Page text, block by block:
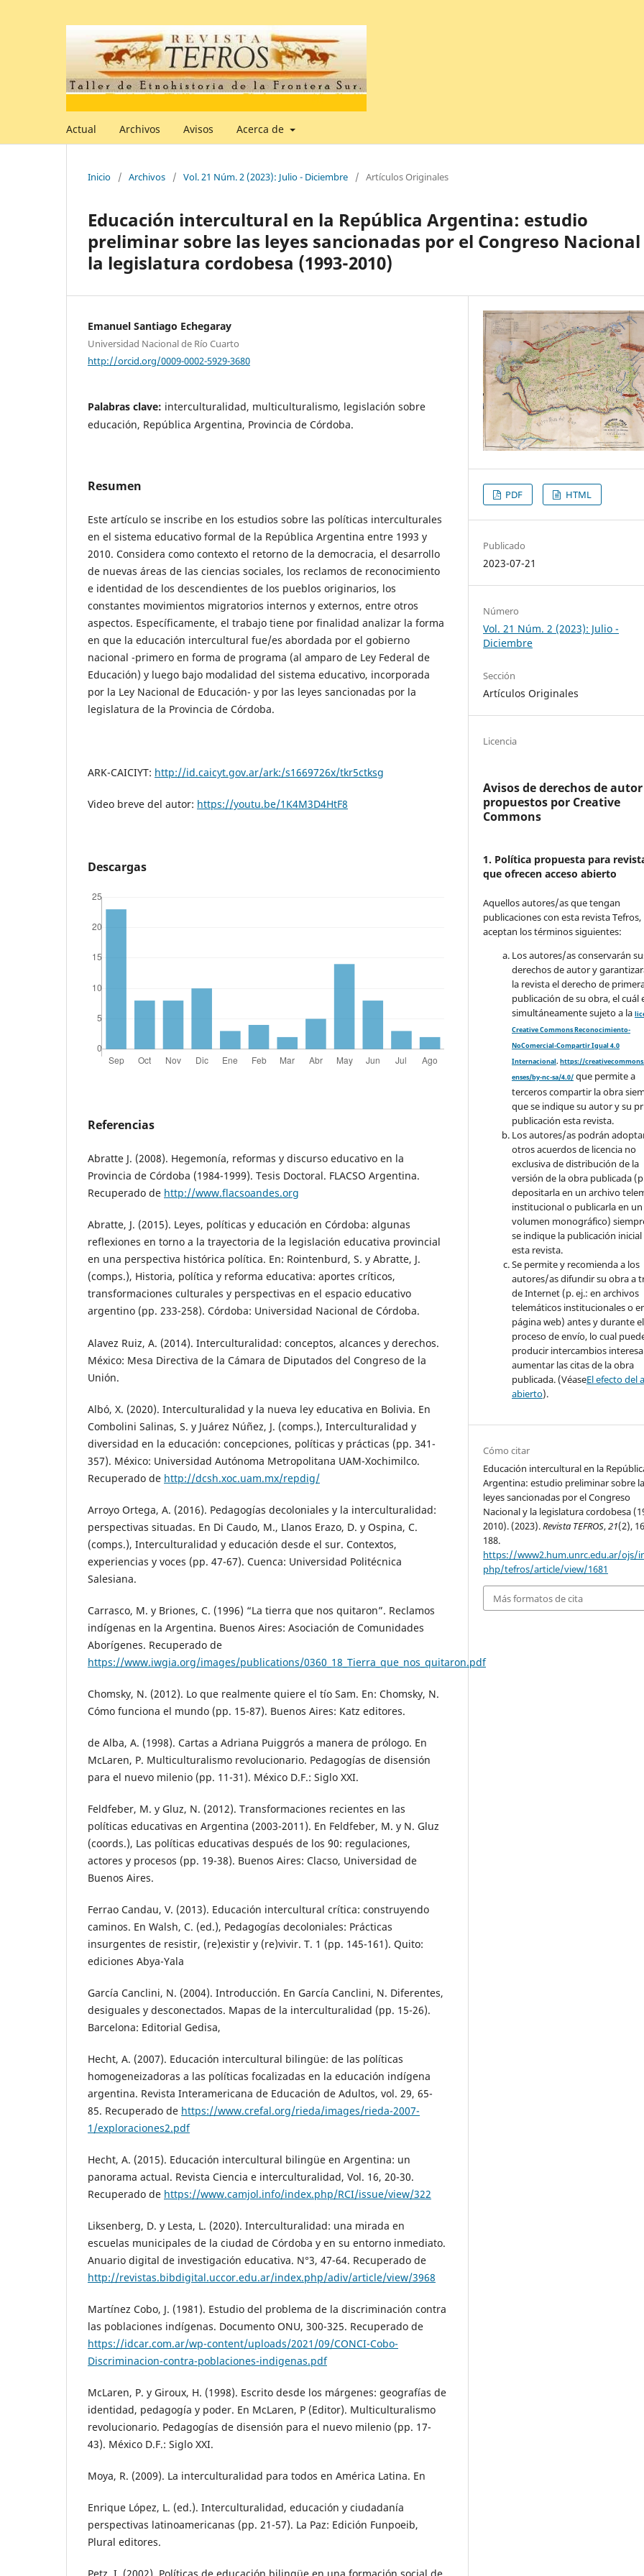
Actual Archivos Avisos Acerca de
Inicio / Archivos / Vol. 21 Núm. 2 (2023): Julio - Diciembre / Artículos Originales
Educación intercultural en la República Argentina: estudio
preliminar sobre las leyes sancionadas por el Congreso
la legislatura cordobesa (1993-2010)
Emanuel Santiago Echegaray
Universidad Nacional de Río Cuarto
http://orcid.org/0009-0002-5929-3680
Palabras clave: interculturalidad, multiculturalismo, legislación sobre
educación, República Argentina, Provincia de Córdoba.
Resumen
Este artículo se inscribe en los estudios sobre las políticas interculturales
en el sistema educativo formal de la República Argentina entre 1993 y
2010. Considera como contexto el retorno de la democracia, el desarrollo
de nuevas áreas de las ciencias sociales, los reclamos de reconocimiento
e identidad de los descendientes de los pueblos originarios, los
constantes movimientos migratorios internos y externos, entre otros
aspectos. Específicamente, el trabajo tiene por finalidad analizar la forma
en que la educación intercultural fue/es abordada por el gobierno
nacional -primero en forma de programa (al amparo de Ley Federal de
Educación) y luego bajo modalidad del sistema educativo, incorporada
por la Ley Nacional de Educación- y por las leyes sancionadas por la
legislatura de la Provincia de Córdoba.
ARK-CAICIYT: http://id.caicyt.gov.ar/ark:/s1669726x/tkr5ctksg
Video breve del autor: https://youtu.be/1K4M3D4HtF8
Descargas
Referencias
Abratte J. (2008). Hegemonía, reformas y discurso educativo en la
Provincia de Córdoba (1984-1999). Tesis Doctoral. FLACSO Argentina.
Recuperado de http://www.flacsoandes.org
Abratte, J. (2015). Leyes, políticas y educación en Córdoba: algunas
reflexiones en torno a la trayectoria de la legislación educativa provincial
en una perspectiva histórica política. En: Rointenburd, S. y Abratte, J.
(comps.), Historia, política y reforma educativa: aportes críticos,
transformaciones culturales y perspectivas en el espacio educativo
argentino (pp. 233-258). Córdoba: Universidad Nacional de Córdoba.
Alavez Ruiz, A. (2014). Interculturalidad: conceptos, alcances y derechos.
México: Mesa Directiva de la Cámara de Diputados del Congreso de la
Unión.
Albó, X. (2020). Interculturalidad y la nueva ley educativa en Bolivia. En
Combolini Salinas, S. y Juárez Núñez, J. (comps.), Interculturalidad y
diversidad en la educación: concepciones, políticas y prácticas (pp. 341-
357). México: Universidad Autónoma Metropolitana UAM-Xochimilco.
Recuperado de http://dcsh.xoc.uam.mx/repdig/
Arroyo Ortega, A. (2016). Pedagogías decoloniales y la interculturalidad:
perspectivas situadas. En Di Caudo, M., Llanos Erazo, D. y Ospina, C.
(comps.), Interculturalidad y educación desde el sur. Contextos,
experiencias y voces (pp. 47-67). Cuenca: Universidad Politécnica
Salesiana.
Carrasco, M. y Briones, C. (1996) “La tierra que nos quitaron”. Reclamos
indígenas en la Argentina. Buenos Aires: Asociación de Comunidades
Aborígenes. Recuperado de
https://www.iwgia.org/images/publications/0360_18_Tierra_que_nos_quitaron.pdf
Chomsky, N. (2012). Lo que realmente quiere el tío Sam. En: Chomsky, N.
Cómo funciona el mundo (pp. 15-87). Buenos Aires: Katz editores.
de Alba, A. (1998). Cartas a Adriana Puiggrós a manera de prólogo. En
McLaren, P. Multiculturalismo revolucionario. Pedagogías de disensión
para el nuevo milenio (pp. 11-31). México D.F.: Siglo XXI.
Feldfeber, M. y Gluz, N. (2012). Transformaciones recientes en las
políticas educativas en Argentina (2003-2011). En Feldfeber, M. y N. Gluz
(coords.), Las políticas educativas después de los ´90: regulaciones,
actores y procesos (pp. 19-38). Buenos Aires: Clacso, Universidad de
Buenos Aires.
Ferrao Candau, V. (2013). Educación intercultural crítica: construyendo
caminos. En Walsh, C. (ed.), Pedagogías decoloniales: Prácticas
insurgentes de resistir, (re)existir y (re)vivir. T. 1 (pp. 145-161). Quito:
ediciones Abya-Yala
García Canclini, N. (2004). Introducción. En García Canclini, N. Diferentes,
desiguales y desconectados. Mapas de la interculturalidad (pp. 15-26).
Barcelona: Editorial Gedisa,
Hecht, A. (2007). Educación intercultural bilingüe: de las políticas
homogeneizadoras a las políticas focalizadas en la educación indígena
argentina. Revista Interamericana de Educación de Adultos, vol. 29, 65-
85. Recuperado de https://www.crefal.org/rieda/images/rieda-2007-
1/exploraciones2.pdf
Hecht, A. (2015). Educación intercultural bilingüe en Argentina: un
panorama actual. Revista Ciencia e interculturalidad, Vol. 16, 20-30.
Recuperado de https://www.camjol.info/index.php/RCI/issue/view/322
Liksenberg, D. y Lesta, L. (2020). Interculturalidad: una mirada en
escuelas municipales de la ciudad de Córdoba y en su entorno inmediato.
Anuario digital de investigación educativa. N°3, 47-64. Recuperado de
http://revistas.bibdigital.uccor.edu.ar/index.php/adiv/article/view/3968
Martínez Cobo, J. (1981). Estudio del problema de la discriminación contra
las poblaciones indígenas. Documento ONU, 300-325. Recuperado de
https://idcar.com.ar/wp-content/uploads/2021/09/CONCI-Cobo-
Discriminacion-contra-poblaciones-indigenas.pdf
McLaren, P. y Giroux, H. (1998). Escrito desde los márgenes: geografías de
identidad, pedagogía y poder. En McLaren, P (Editor). Multiculturalismo
revolucionario. Pedagogías de disensión para el nuevo milenio (pp. 17-
43). México D.F.: Siglo XXI.
Moya, R. (2009). La interculturalidad para todos en América Latina. En
Enrique López, L. (ed.). Interculturalidad, educación y ciudadanía
perspectivas latinoamericanas (pp. 21-57). La Paz: Edición Funpoeib,
Plural editores.
PDF HTML
Publicado
2023-07-21
Número
Vol. 21 Núm. 2 (2023): Julio -
Diciembre
Sección
Artículos Originales
Licencia
Avisos de derechos de autor
propuestos por Creative
Commons
1. Política propuesta para
que ofrecen acceso abierto
Aquellos autores/as que tengan
publicaciones con esta revista Tefros,
aceptan los términos siguientes:
Los autores/as conservarán
derechos de autor y
la revista el derecho de
publicación de su obra, el cuál
simultáneamente sujeto a la
Creative Commons Reconocimiento-
NoComercial-Compartir Igual 4.0
Internacional.https://
enses/by-nc-sa/4.0/ que permite a
terceros compartir la obra
que se indique su autor y su
publicación esta revista.
Los autores/as podrán
otros acuerdos de licencia no
exclusiva de distribución de la
versión de la obra publicada
depositarla en un archivo
institucional o publicarla en un
volumen monográfico)
se indique la publicación inicial
esta revista.
Se permite y recomienda a los
autores/as difundir su obra a
de Internet (p. ej.: en archivos
telemáticos institucionales o
página web) antes y durante el
proceso de envío, lo cual
producir intercambios
aumentar las citas de la obra
publicada. (VéaseEl efecto del
abierto).
Cómo citar
Educación intercultural en la
Argentina: estudio preliminar sobre
leyes sancionadas por el Congreso
Nacional y la legislatura cordobesa
2010). (2023).Revista TEFROS,21(2),
188.
https://www2.hum.unrc.edu.ar/ojs/
php/tefros/article/view/1681
Más formatos de cita